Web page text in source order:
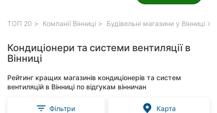
ТОП 20 Компанії Вінниці Будівельні магазини у Вінниці
Кондиціонери та системи вентиляції в
Вінниці
Рейтинг кращих магазинів кондиціонерів та систем
вентиляцій в Вінниці по відгукам вінничан
Фільтри Карта